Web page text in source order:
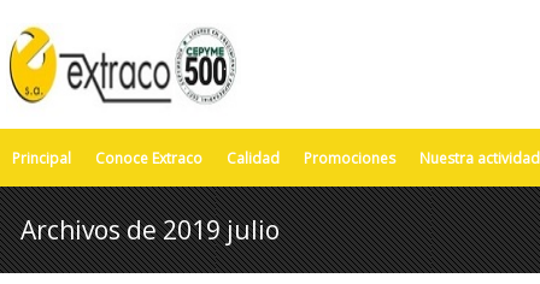
Principal Conoce Extraco Calidad Promociones Nuestra actividad
Archivos de 2019 julio